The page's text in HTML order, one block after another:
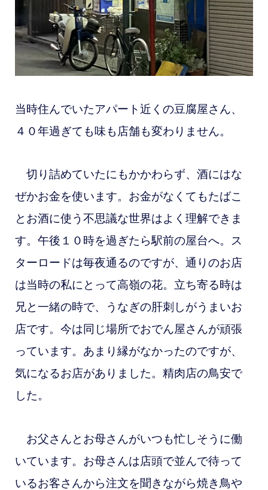
当時住んでいたアパート近くの豆腐屋さん、
４０年過ぎても味も店舗も変わりません。
切り詰めていたにもかかわらず、酒にはな
ぜかお金を使います。お金がなくてもたばこ
とお酒に使う不思議な世界はよく理解できま
す。午後１０時を過ぎたら駅前の屋台へ。ス
ターロードは毎夜通るのですが、通りのお店
は当時の私にとって高嶺の花。立ち寄る時は
兄と一緒の時で、うなぎの肝刺しがうまいお
店です。今は同じ場所でおでん屋さんが頑張
っています。あまり縁がなかったのですが、
気になるお店がありました。精肉店の鳥安で
した。
お父さんとお母さんがいつも忙しそうに働
いています。お母さんは店頭で並んで待って
いるお客さんから注文を聞きながら焼き鳥や